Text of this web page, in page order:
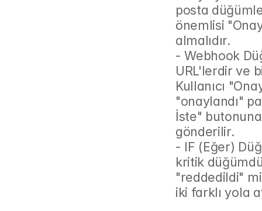
posta
önemlisi
almalıdır.
- Webhook
URL'lerdir ve
Kullanıcı
"onaylandı"
İste"
gönderilir.
- IF (Eğer)
kritik
"reddedildi"
iki farklı yola